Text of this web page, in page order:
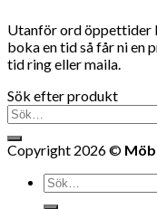
Utanför ord öppettider
boka en tid så får ni en
tid ring eller maila.
Sök efter produkt
Sök
efter:
Copyright 2026 ©
Sök
efter: